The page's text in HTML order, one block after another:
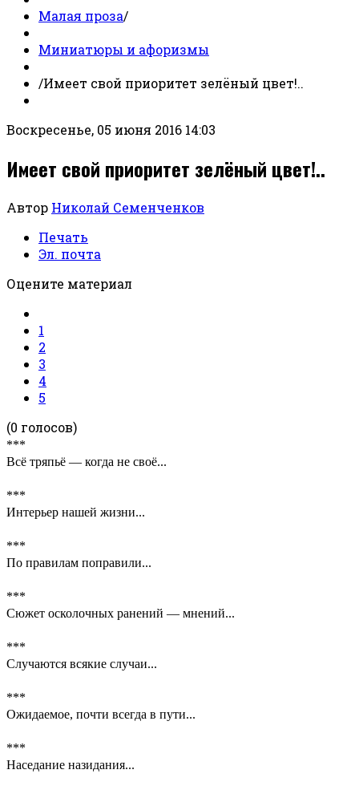
Малая проза/
Миниатюры и афоризмы
/Имеет свой приоритет зелёный цвет!..
Воскресенье, 05 июня 2016 14:03
Имеет свой приоритет зелёный цвет!..
Автор Николай Семенченков
Печать
Эл. почта
Оцените материал
1
2
3
4
5
(0 голосов)
***
Всё тряпьё — когда не своё...
***
Интерьер нашей жизни...
***
По правилам поправили...
***
Сюжет осколочных ранений — мнений...
***
Случаются всякие случаи...
***
Ожидаемое, почти всегда в пути...
***
Наседание назидания...